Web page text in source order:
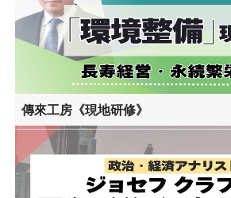
傳來工房《現地研修》